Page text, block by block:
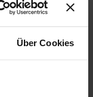
Über Cookies